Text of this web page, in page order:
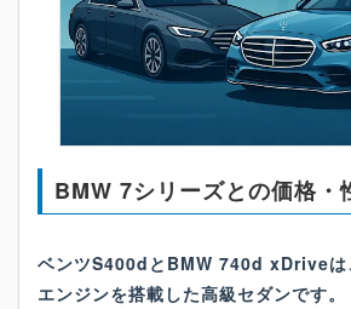
BMW 7シリーズとの価格・
ベンツS400dとBMW 740d xDriveは
エンジンを搭載した高級セダンです。